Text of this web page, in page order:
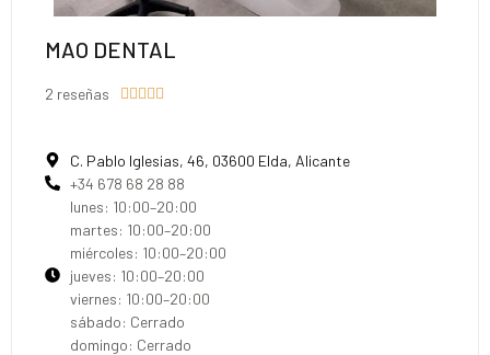
MAO DENTAL
2 reseñas     
C. Pablo Iglesias, 46, 03600 Elda, Alicante
+34 678 68 28 88
lunes: 10:00–20:00
martes: 10:00–20:00
miércoles: 10:00–20:00
jueves: 10:00–20:00
viernes: 10:00–20:00
sábado: Cerrado
domingo: Cerrado